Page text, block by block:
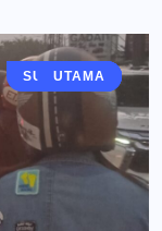
BERITA
OPINI
SURABAYA
UTAMA